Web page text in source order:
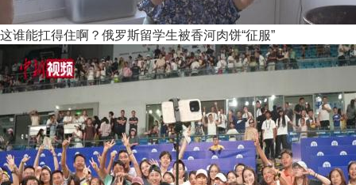
这谁能扛得住啊？俄罗斯留学生被香河肉饼“征服”